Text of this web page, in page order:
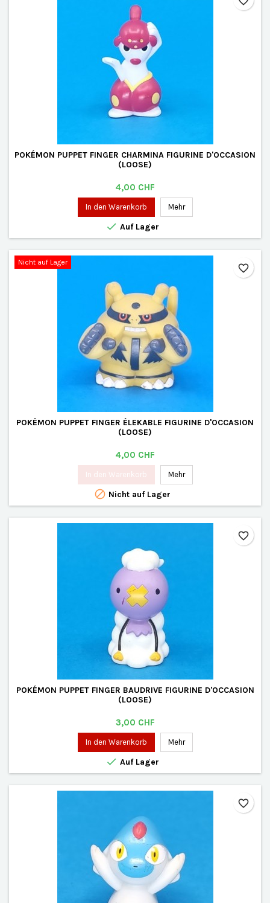
POKÉMON PUPPET FINGER CHARMINA FIGURINE D'OCCASION
(LOOSE)
Preis
4,00 CHF
In den Warenkorb Mehr
 Auf Lager
Nicht auf Lager
POKÉMON PUPPET FINGER ÉLEKABLE FIGURINE D'OCCASION
(LOOSE)
Preis
4,00 CHF
In den Warenkorb Mehr
 Nicht auf Lager
favorite_border
POKÉMON PUPPET FINGER BAUDRIVE FIGURINE D'OCCASION
(LOOSE)
Preis
3,00 CHF
In den Warenkorb Mehr
 Auf Lager
favorite_border
favorite_border